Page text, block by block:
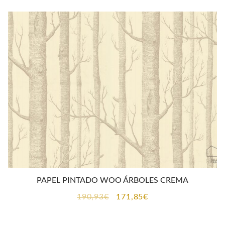
era:
190,93€.
es:
171,85€.
PAPEL PINTADO WOO ÁRBOLES CREMA
190,93€
El171,85€El